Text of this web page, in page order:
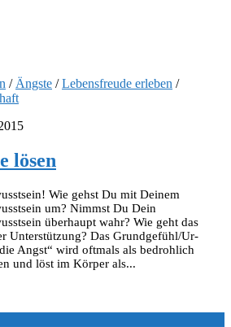
/ Ängste /Lebensfreude erleben /
lösen
Wie gehst Du mit Deinem
um? Nimmst Du Dein
überhaupt wahr? Wie geht das
Unterstützung? Das Grundgefühl/Ur-
Angst“ wird oftmals als bedrohlich
und löst im Körper als...